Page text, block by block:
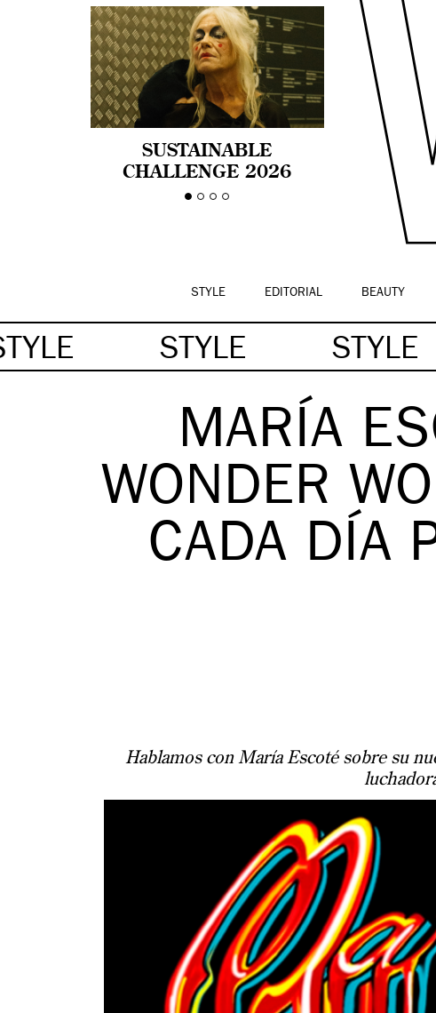
SUSTAINABLE
CHALLENGE 2026
CELEBRA LA
STYLE EDITORIAL BEAUTY
STYLE STYLE
MARÍA
WONDER
CADA DÍA
Hablamos con María Escoté sobre su